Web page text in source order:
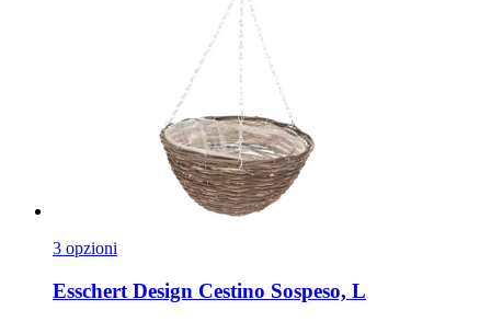
3 opzioni
Esschert Design Cestino Sospeso, L